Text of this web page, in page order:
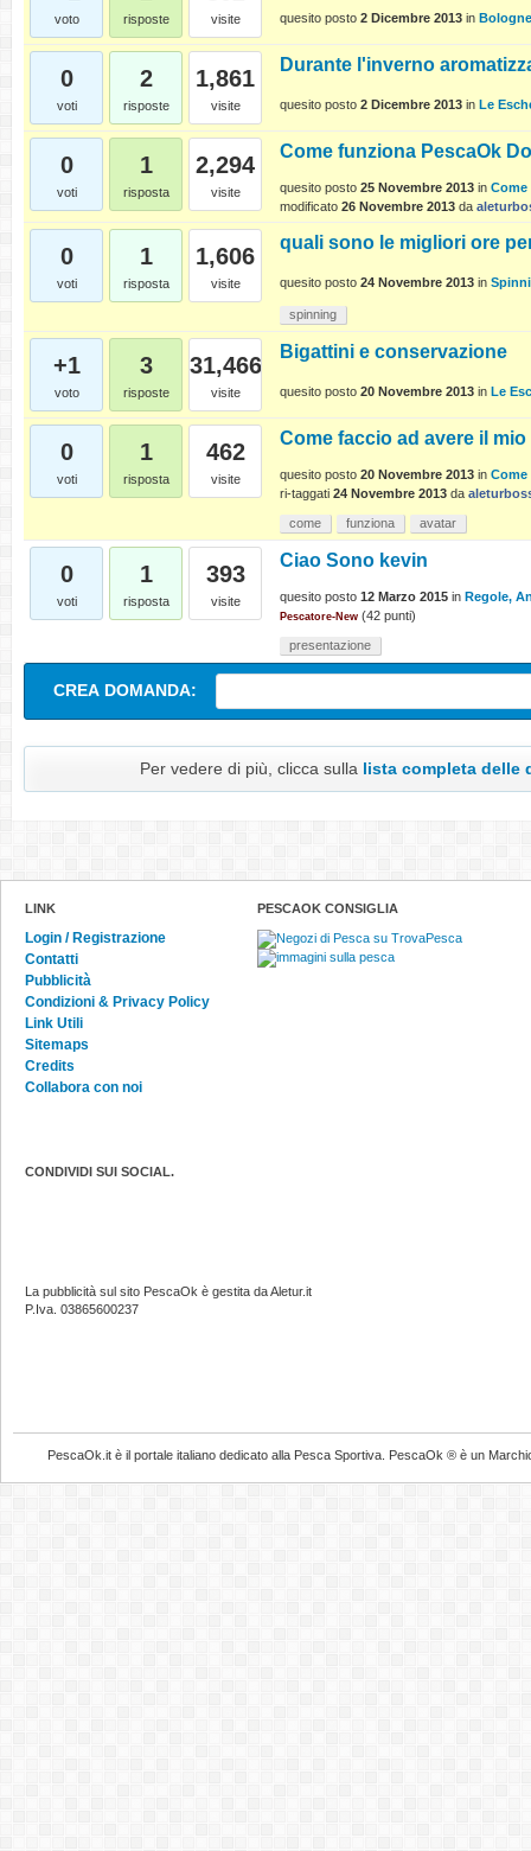
voto risposte visite quesito posto 2 Dicembre 2013 in
0
voti
2
risposte
1,861
visite
Durante l'inverno
quesito posto 2 Dicembre 2013 in Le
0
voti
1
risposta
2,294
visite
Come funziona PescaOk
quesito posto 25 Novembre 2013 in
modificato 26 Novembre 2013 da
0
voti
1
risposta
1,606
visite
quali sono le migliori ore
quesito posto 24 Novembre 2013 in
spinning
+1
voto
3
risposte
31,466
visite
Bigattini e conservazione
quesito posto 20 Novembre 2013 in Le
0
voti
1
risposta
462
visite
Come faccio ad avere il
quesito posto 20 Novembre 2013 in
ri-taggati 24 Novembre 2013 da
come funziona avatar
0
voti
1
risposta
393
visite
Ciao Sono kevin
quesito posto 12 Marzo 2015 in Regole,
Pescatore-New (42 punti)
presentazione
CREA DOMANDA:
Per vedere di più, clicca sulla lista completa delle
LINK
Login / Registrazione
Contatti
Pubblicità
Condizioni & Privacy Policy
Link Utili
Sitemaps
Credits
Collabora con noi
PESCAOK CONSIGLIA
CONDIVIDI SUI SOCIAL.
La pubblicità sul sito PescaOk è gestita da Aletur.it
P.Iva. 03865600237
PescaOk.it è il portale italiano dedicato alla Pesca Sportiva. PescaOk ® è un